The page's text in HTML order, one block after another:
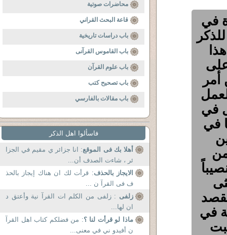
في
في
في
في
محاضرات صوتية
قاعة البحث القراني
باب دراسات تاريخية
باب القاموس القرآنى
باب علوم القرآن
باب تصحيح كتب
باب مقالات بالفارسي
فاسألوا اهل الذكر
أهلا بك فى الموقع: انا جزائر ي مقيم في الجزا
ئر ، شاءت الصدف أن...
الايجاز بالحذف: قرأت لك ان هناك إيجاز بالحذ
ف فى القرآ ن ...
زلفى : زلفى من الكلم ات القرآ نية وأعتق د
ان لها...
ماذا لو قرأت لنا ؟: من فضلكم كتاب اهل القرآ
ن أفيدو ني في معنى...